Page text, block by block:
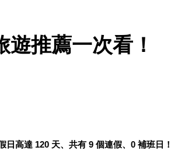
推薦一次看！
日高達 120 天、共有 9 個連假、0 補班日！